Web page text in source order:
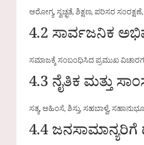
ಆರೋಗ್ಯ, ಸ್ವಚ್ಛತೆ, ಶಿಕ್ಷಣ, ಪರಿಸರ
4.2 ಸಾರ್ವಜನಿಕ
ಸಮಾಜಕ್ಕೆ ಸಂಬಂಧಿಸಿದ ಪ್ರಮುಖ
4.3 ನೈತಿಕ ಮತ್ತು
ಸತ್ಯ, ಅಹಿಂಸೆ, ಶಿಸ್ತು, ಸಹಬಾಳ್ವೆ,
4.4 ಜನಸಾಮಾನ್ಯರಿಗೆ